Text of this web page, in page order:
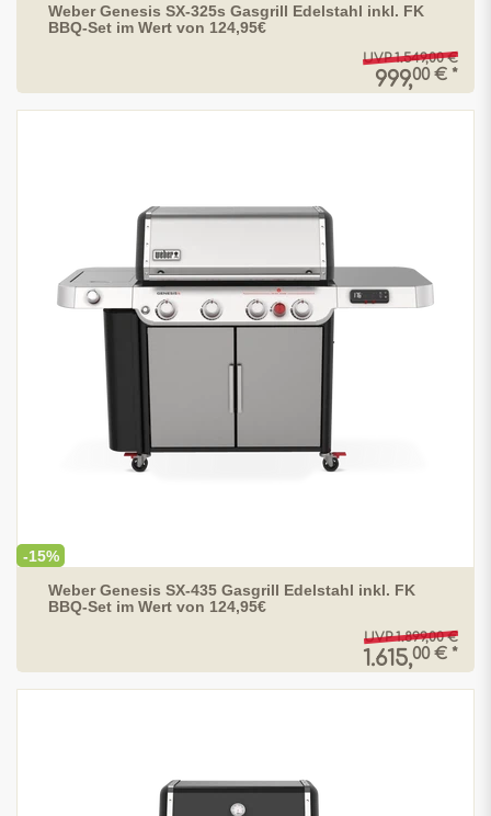
Weber Genesis SX-325s Gasgrill Edelstahl inkl. FK
BBQ-Set im Wert von 124,95€
UVP 1.549,00 €
999,00 € *
-15%
Weber Genesis SX-435 Gasgrill Edelstahl inkl. FK
BBQ-Set im Wert von 124,95€
UVP 1.899,00 €
1.615,00 € *